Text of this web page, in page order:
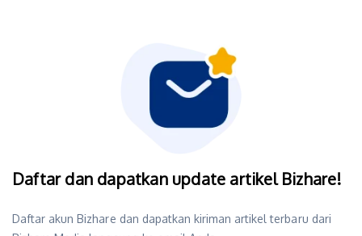
Daftar dan dapatkan update artikel Bizhare!
Daftar akun Bizhare dan dapatkan kiriman artikel terbaru dari